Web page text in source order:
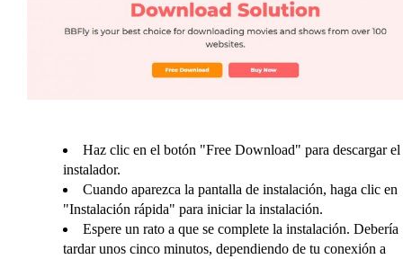
Haz clic en el botón "Free Download" para descargar el
instalador.
Cuando aparezca la pantalla de instalación, haga clic en
"Instalación rápida" para iniciar la instalación.
Espere un rato a que se complete la instalación. Debería
tardar unos cinco minutos, dependiendo de tu conexión a